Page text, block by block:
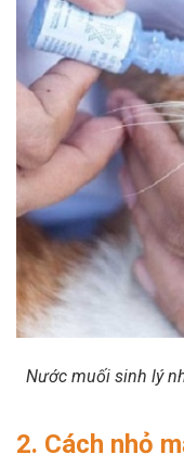
Nước muối sinh lý
2. Cách nhỏ